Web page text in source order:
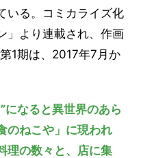
いる。コミカライズ化
」より連載され、作画
1期は、2017年7月か
になると異世界のあら
のねこや」に現われ
理の数々と、店に集